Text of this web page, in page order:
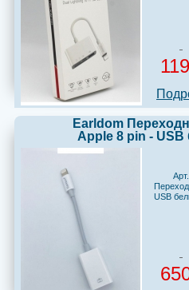
Earldom
Apple 8 pin -
Арт.:
USB